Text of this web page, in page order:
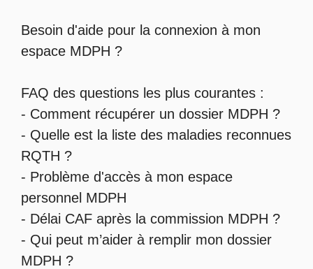
Besoin d'aide pour la connexion à mon
espace MDPH ?
FAQ des questions les plus courantes :
- Comment récupérer un dossier MDPH ?
- Quelle est la liste des maladies reconnues
RQTH ?
- Problème d'accès à mon espace
personnel MDPH
- Délai CAF après la commission MDPH ?
- Qui peut m’aider à remplir mon dossier
MDPH ?